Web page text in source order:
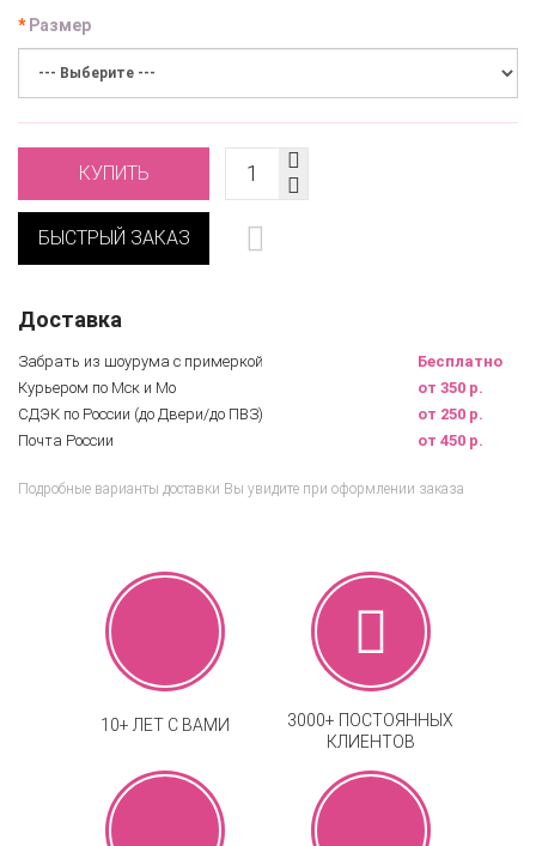
Размер
КУПИТЬ
БЫСТРЫЙ ЗАКАЗ
Доставка
Забрать из шоурума с примеркой
Бесплатно
Курьером по Мск и Мо
от 350 р.
СДЭК по России (до Двери/до ПВЗ)
от 250 р.
Почта России
от 450 р.
Подробные варианты доставки Вы увидите при оформлении заказа
10+ ЛЕТ С ВАМИ
3000+ ПОСТОЯННЫХ
КЛИЕНТОВ